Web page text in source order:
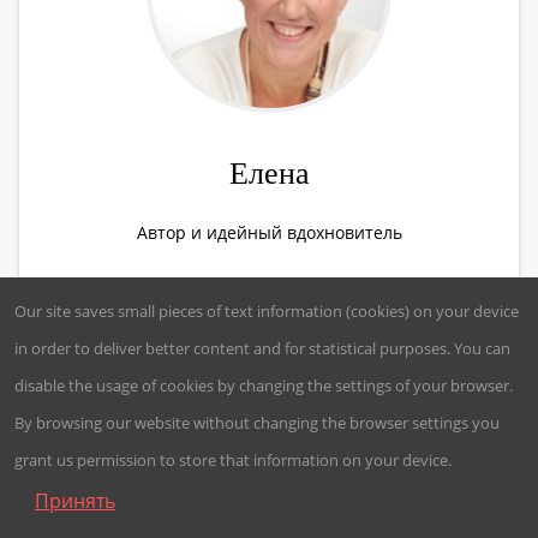
Елена
Автор и идейный вдохновитель
Our site saves small pieces of text information (cookies) on your device
in order to deliver better content and for statistical purposes. You can
disable the usage of cookies by changing the settings of your browser.
By browsing our website without changing the browser settings you
grant us permission to store that information on your device.
Принять